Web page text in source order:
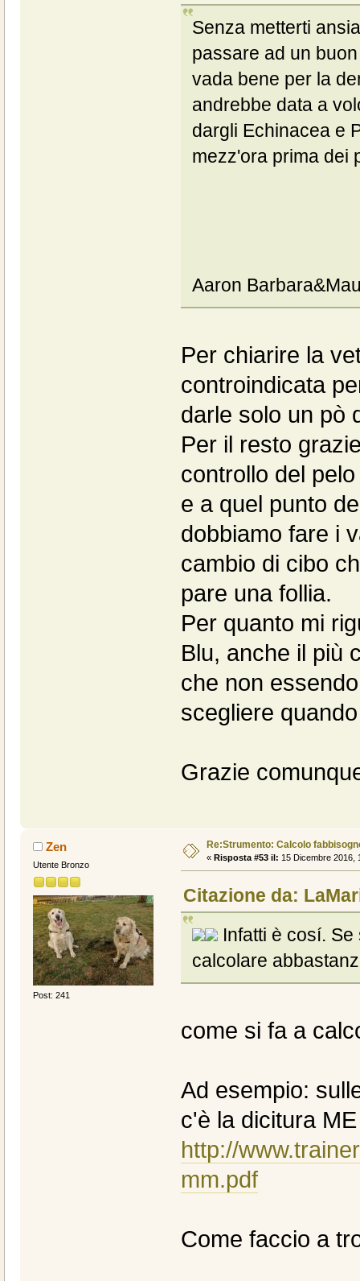
Senza metterti
passare ad un
vada bene per la
andrebbe data a
dargli Echinacea e
mezz'ora prima dei
Aaron
Per chiarire la
controindicata
darle solo un pò
Per il resto
controllo del
e a quel punto
dobbiamo fare i
cambio di cibo
pare una follia.
Per quanto mi
Blu, anche il più
che non
scegliere
Grazie
Zen
Utente Bronzo
Post: 241
Re:Strumento: Calcolo
« Risposta #53 il: 15 Dicembre 2016,
Citazione da:
Infatti è cosí. Se
calcolare
come si fa a
Ad esempio:
c'è la dicitura ME
http://
mm.pdf
Come faccio a